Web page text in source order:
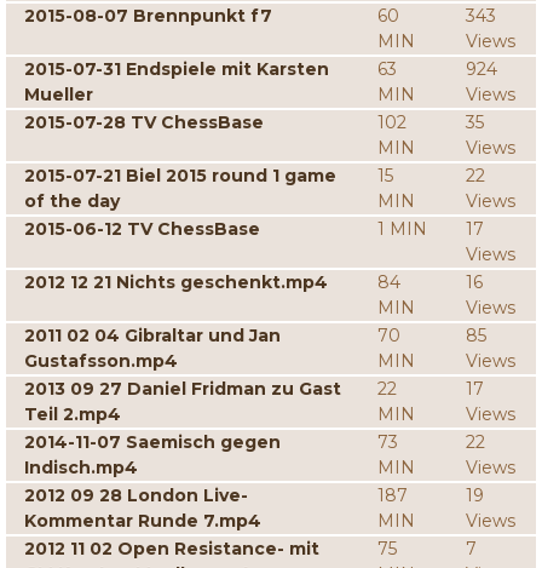
2015-08-07 Brennpunkt f7
60
MIN
343
Views
2015-07-31 Endspiele mit Karsten
Mueller
63
MIN
924
Views
2015-07-28 TV ChessBase
102
MIN
35
Views
2015-07-21 Biel 2015 round 1 game
of the day
15
MIN
22
Views
2015-06-12 TV ChessBase
1 MIN
17
Views
2012 12 21 Nichts geschenkt.mp4
84
MIN
16
Views
2011 02 04 Gibraltar und Jan
Gustafsson.mp4
70
MIN
85
Views
2013 09 27 Daniel Fridman zu Gast
Teil 2.mp4
22
MIN
17
Views
2014-11-07 Saemisch gegen
Indisch.mp4
73
MIN
22
Views
2012 09 28 London Live-
Kommentar Runde 7.mp4
187
MIN
19
Views
2012 11 02 Open Resistance- mit
75
7